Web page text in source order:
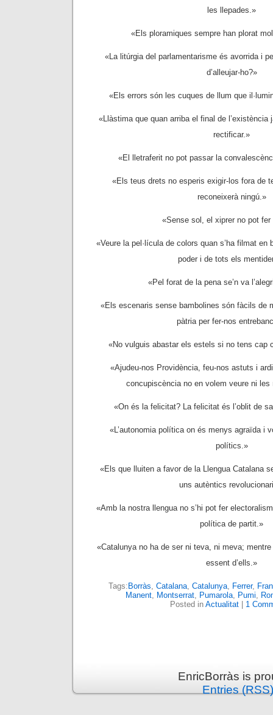
les llepades.»
«Els ploramiques sempre han plorat
«La litúrgia del parlamentarisme és avorrida i
d’alleujar-ho?»
«Els errors són les cuques de llum que
«Llàstima que quan arriba el final de l’existència
rectificar.»
«El lletraferit no pot passar la
«Els teus drets no esperis exigir-los fora de
reconeixerà ningú.»
«Sense sol, el xiprer no pot fer
«Veure la pel·lícula de colors quan s’ha filmat en
poder i de tots els
«Pel forat de la pena se’n va
«Els escenaris sense bambolines són fàcils de
pàtria per fer-nos
«No vulguis abastar els estels si no tens cap
«Ajudeu-nos Providència, feu-nos astuts i
concupiscència no en volem veure ni
«On és la felicitat? La felicitat és l’oblit de
«L’autonomia política on és menys agraïda i
polítics.»
«Els que lluiten a favor de la Llengua Catalana
uns autèntics
«Amb la nostra llengua no s’hi pot fer
política de partit.»
«Catalunya no ha de ser ni teva, ni meva;
essent d’ells.»
Tags: Borràs, Catalana, Catalunya, Ferrer,
Manent, Montserrat, Pumarola, Pumi,
Posted in Actualitat 1
EnricBorràs is
Entries (RSS)